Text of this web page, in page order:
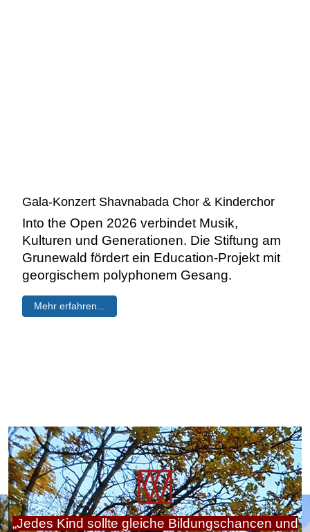
Gala-Konzert Shavnabada Chor & Kinderchor
Into the Open 2026 verbindet Musik,
Kulturen und Generationen. Die Stiftung am
Grunewald fördert ein Education-Projekt mit
georgischem polyphonem Gesang.
Mehr erfahren...
„Jedes Kind sollte gleiche Bildungschancen und